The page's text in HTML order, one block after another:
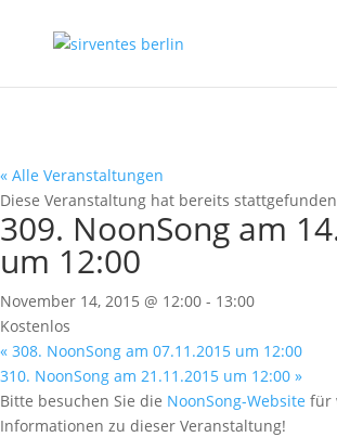
« Alle Veranstaltungen
Diese Veranstaltung hat bereits
309. NoonSong am
um 12:00
November 14, 2015 @ 12:00 - 13:00
Kostenlos
« 308. NoonSong am 07.11.2015 um 12:00
310. NoonSong am 21.11.2015 um 12:00 »
Bitte besuchen Sie die NoonSong-Website für
Informationen zu dieser Veranstaltung!